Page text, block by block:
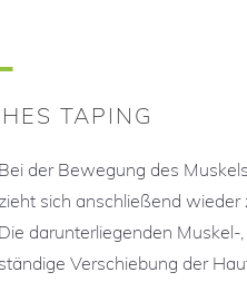
TAPING
Bei der Bewegung des
sich anschließend
Die darunterliegenden
ständige Verschiebung der